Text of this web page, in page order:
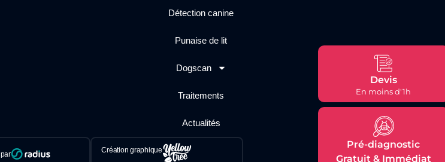
Devis
En moins d'1h
Pré-diagnostic
Gratuit & Immédiat
Détection canine
Punaise de lit
Dogscan
Traitements
Actualités
Création graphique